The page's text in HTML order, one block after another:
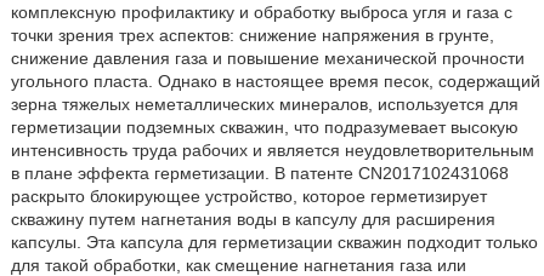
комплексную профилактику и обработку выброса угля и газа с
точки зрения трех аспектов: снижение напряжения в грунте,
снижение давления газа и повышение механической прочности
угольного пласта. Однако в настоящее время песок, содержащий
зерна тяжелых неметаллических минералов, используется для
герметизации подземных скважин, что подразумевает высокую
интенсивность труда рабочих и является неудовлетворительным
в плане эффекта герметизации. В патенте CN2017102431068
раскрыто блокирующее устройство, которое герметизирует
скважину путем нагнетания воды в капсулу для расширения
капсулы. Эта капсула для герметизации скважин подходит только
для такой обработки, как смещение нагнетания газа или